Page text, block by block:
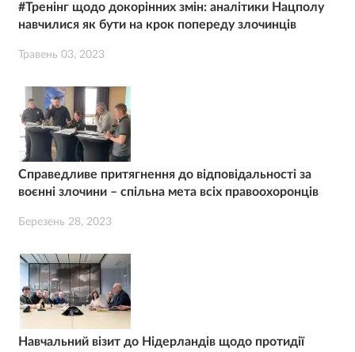
#Тренінг щодо докорінних змін: аналітики Нацполу
навчилися як бути на крок попереду злочинців
Травень 03, 2023
Справедливе притягнення до відповідальності за
воєнні злочини – спільна мета всіх правоохоронців
Березень 28, 2023
Навчальний візит до Нідерландів щодо протидії